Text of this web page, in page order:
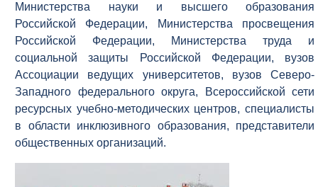
Министерства науки и высшего образования
Российской Федерации, Министерства просвещения
Российской Федерации, Министерства труда и
социальной защиты Российской Федерации, вузов
Ассоциации ведущих университетов, вузов Северо-
Западного федерального округа, Всероссийской сети
ресурсных учебно-методических центров, специалисты
в области инклюзивного образования, представители
общественных организаций.